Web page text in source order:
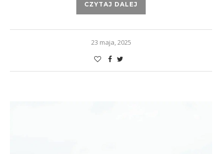
CZYTAJ DALEJ
23 maja, 2025